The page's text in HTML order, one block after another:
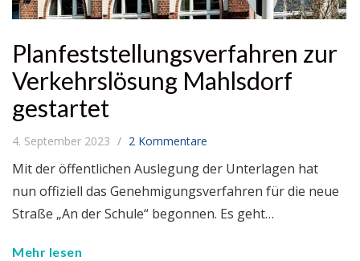
Planfeststellungsverfahren zur
Verkehrslösung Mahlsdorf
gestartet
4. September 2023 2 Kommentare
Mit der öffentlichen Auslegung der Unterlagen hat
nun offiziell das Genehmigungsverfahren für die neue
Straße „An der Schule“ begonnen. Es geht…
Mehr lesen